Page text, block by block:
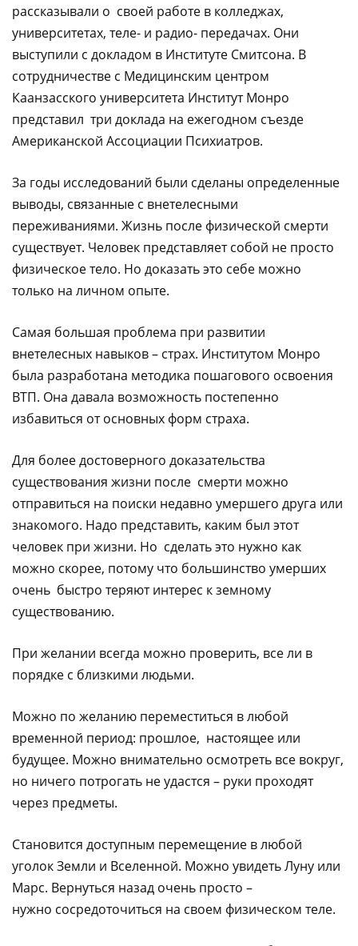
рассказывали о своей работе в колледжах,
университетах, теле- и радио- передачах. Они
выступили с докладом в Институте Смитсона. В
сотрудничестве с Медицинским центром
Каанзасского университета Институт Монро
представил три доклада на ежегодном съезде
Американской Ассоциации Психиатров.
За годы исследований были сделаны определенные
выводы, связанные с внетелесными
переживаниями. Жизнь после физической смерти
существует. Человек представляет собой не просто
физическое тело. Но доказать это себе можно
только на личном опыте.
Самая большая проблема при развитии
внетелесных навыков – страх. Институтом Монро
была разработана методика пошагового освоения
ВТП. Она давала возможность постепенно
избавиться от основных форм страха.
Для более достоверного доказательства
существования жизни после смерти можно
отправиться на поиски недавно умершего друга или
знакомого. Надо представить, каким был этот
человек при жизни. Но сделать это нужно как
можно скорее, потому что большинство умерших
очень быстро теряют интерес к земному
существованию.
При желании всегда можно проверить, все ли в
порядке с близкими людьми.
Можно по желанию переместиться в любой
временной период: прошлое, настоящее или
будущее. Можно внимательно осмотреть все вокруг,
но ничего потрогать не удастся – руки проходят
через предметы.
Становится доступным перемещение в любой
уголок Земли и Вселенной. Можно увидеть Луну или
Марс. Вернуться назад очень просто –
нужно сосредоточиться на своем физическом теле.